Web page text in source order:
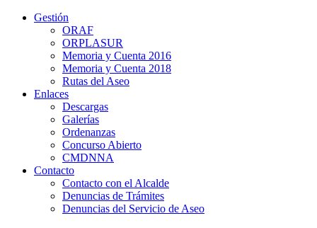
Gestión
ORAF
ORPLASUR
Memoria y Cuenta 2016
Memoria y Cuenta 2018
Rutas del Aseo
Enlaces
Descargas
Galerías
Ordenanzas
Concurso Abierto
CMDNNA
Contacto
Contacto con el Alcalde
Denuncias de Trámites
Denuncias del Servicio de Aseo